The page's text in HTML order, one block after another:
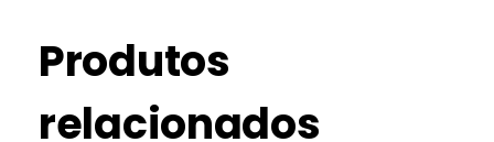
Produtos
relacionados